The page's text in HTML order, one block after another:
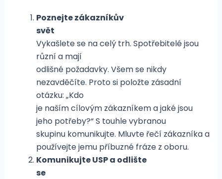
Poznejte zákazníkův
svět
Vykašlete se na celý trh. Spotřebitelé jsou
různí a mají
odlišné požadavky. Všem se nikdy
nezavděčíte. Proto si položte zásadní
otázku: „Kdo
je naším cílovým zákazníkem a jaké jsou
jeho potřeby?“ S touhle vybranou
skupinu komunikujte. Mluvte řečí zákazníka a
používejte jemu příbuzné fráze z oboru.
Komunikujte USP a odlište
se